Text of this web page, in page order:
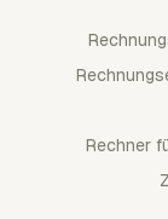
Rechner